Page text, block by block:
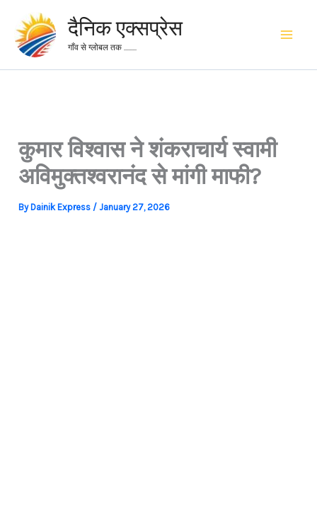
content
दैनिक एक्सप्रेस
गाँव से ग्लोबल तक .........
कुमार विश्वास ने शंकराचार्य स्वामी
अविमुक्तश्वरानंद से मांगी माफी?
ByDainik Express /January 27, 2026